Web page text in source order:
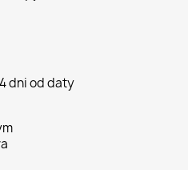
dni od daty